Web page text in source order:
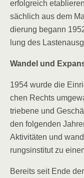
erfolg­reich
säch­lich aus dem
die­rung begann
lung des
Wan­del und
1954 wur­de die
chen Rechts
trie­be­ne und
den fol­gen­den
Akti­vi­tä­ten und
rungs­in­sti­tut zu
Bereits seit Ende